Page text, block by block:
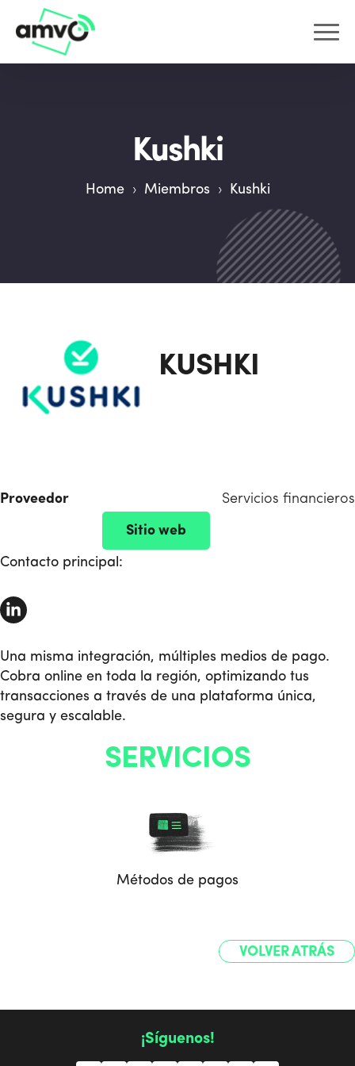
Kushki
Home › Miembros › Kushki
KUSHKI
Proveedor Servicios financieros
Sitio web
Contacto principal:
Una misma integración, múltiples medios de pago.
Cobra online en toda la región, optimizando tus
transacciones a través de una plataforma única,
segura y escalable.
SERVICIOS
Métodos de pagos
VOLVER ATRÁS
¡Síguenos!